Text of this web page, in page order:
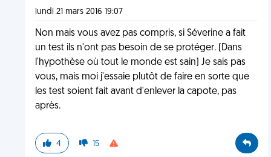
lundi 21 mars 2016 19:07
Non mais vous avez pas compris, si Séverine a fait
un test ils n'ont pas besoin de se protéger. (Dans
l'hypothèse où tout le monde est sain) Je sais pas
vous, mais moi j'essaie plutôt de faire en sorte que
les test soient fait avant d'enlever la capote, pas
après.
4 15